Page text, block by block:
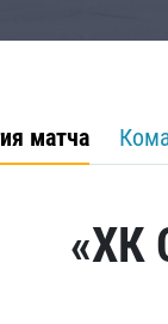
матча
«ХК